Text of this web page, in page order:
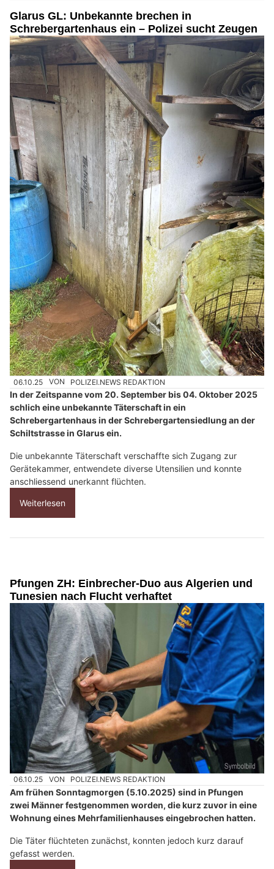
Glarus GL: Unbekannte brechen in
Schrebergartenhaus ein – Polizei sucht Zeugen
06.10.25 VON POLIZEI.NEWS REDAKTION
In der Zeitspanne vom 20. September bis 04. Oktober 2025
schlich eine unbekannte Täterschaft in ein
Schrebergartenhaus in der Schrebergartensiedlung an der
Schiltstrasse in Glarus ein.
Die unbekannte Täterschaft verschaffte sich Zugang zur
Gerätekammer, entwendete diverse Utensilien und konnte
anschliessend unerkannt flüchten.
Weiterlesen
Pfungen ZH: Einbrecher-Duo aus Algerien und
Tunesien nach Flucht verhaftet
06.10.25 VON POLIZEI.NEWS REDAKTION
Am frühen Sonntagmorgen (5.10.2025) sind in Pfungen
zwei Männer festgenommen worden, die kurz zuvor in eine
Wohnung eines Mehrfamilienhauses eingebrochen hatten.
Die Täter flüchteten zunächst, konnten jedoch kurz darauf
gefasst werden.